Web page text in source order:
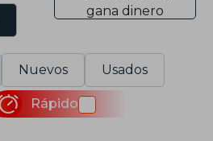
gana dinero
Nuevos Usados
Rápido